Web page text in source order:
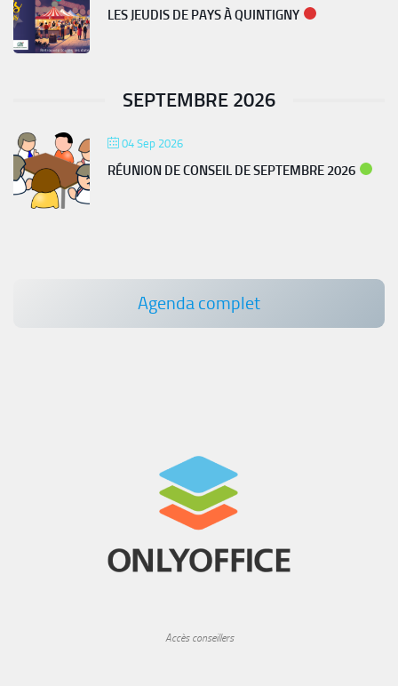
LES JEUDIS DE PAYS À QUINTIGNY
SEPTEMBRE 2026
04 Sep 2026
RÉUNION DE CONSEIL DE SEPTEMBRE 2026
Agenda complet
Accès conseillers